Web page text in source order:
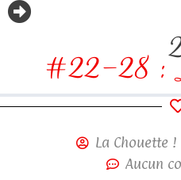
#22-28 :
La Chouette !
Aucun